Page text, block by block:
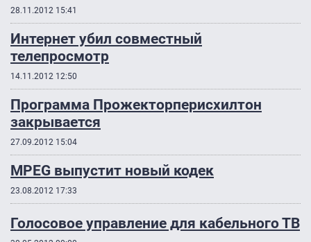
28.11.2012 15:41
Интернет убил совместный
телепросмотр
14.11.2012 12:50
Программа Прожекторперисхилтон
закрывается
27.09.2012 15:04
MPEG выпустит новый кодек
23.08.2012 17:33
Голосовое управление для кабельного ТВ